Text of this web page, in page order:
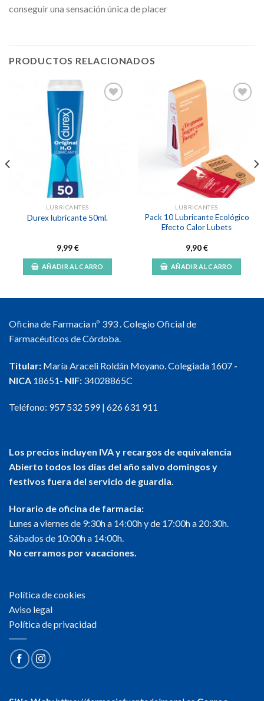
conseguir una sensación única de placer
PRODUCTOS RELACIONADOS
LUBRICANTES
Durex lubricante 50ml.
9,99€
AÑADIR AL CARRO
deseos
LUBRICANTES
Pack 10 Lubricante Ecológico
Efecto Calor Lubets
9,90€
AÑADIR AL CARRO
Oficina de Farmacia nº 393 . Colegio Oficial de
Farmacéuticos de Córdoba.
Titular: María Araceli Roldán Moyano. Colegiada 1607 -
NICA 18651- NIF: 34028865C
Teléfono: 957 532 599| 626 631 911
Los precios incluyen IVA y recargos de equivalencia
Abierto todos los días del año salvo domingos y
festivos fuera del servicio de guardia.
Horario de oficina de farmacia:
Lunes a viernes de 9:30h a 14:00h y de 17:00h a 20:30h.
Sábados de 10:00h a 14:00h.
No cerramos por vacaciones.
Política de cookies
Aviso legal
Política de privacidad